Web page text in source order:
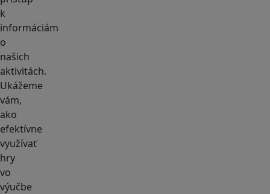
k
informáciám
o
našich
aktivitách.
Ukážeme
vám,
ako
efektívne
využívať
hry
vo
výučbe